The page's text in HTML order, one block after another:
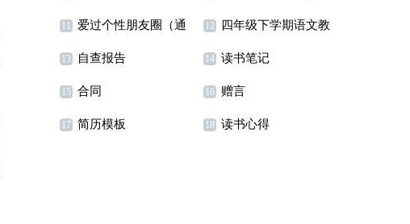
选100句）
报告5篇 篇)
11 爱过个性朋友圈（通
用40句）
12 四年级下学期语文教
学计划汇总5篇
13 自查报告 14 读书笔记
15 合同 16 赠言
17 简历模板 18 读书心得